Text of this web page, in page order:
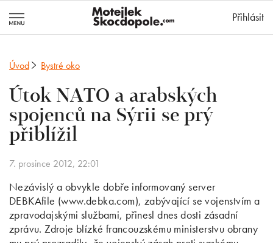
Přihlásit
Úvod Bystré oko
Útok NATO a arabských
spojenců na Sýrii se prý
přiblížil
7. prosince 2012, 22:01
Nezávislý a obvykle dobře informovaný server
DEBKAfile (www.debka.com), zabývající se vojenstvím a
zpravodajskými službami, přinesl dnes dosti zásadní
zprávu. Zdroje blízké francouzskému ministerstvu obrany